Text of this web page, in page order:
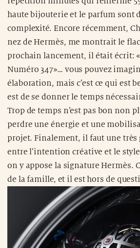
haute bijouterie et le parfum sont
complexité. Encore récemment,
nez de Hermès, me montrait le
prochain lancement, il était écrit:
Numéro 347»… vous pouvez
élaboration, mais c’est ce qui est
est de se donner le temps
Trop de temps n’est pas bon non
perdre une énergie et une
projet. Finalement, il faut une très
entre l’intention créative et le
on y appose la signature Hermès.
de la famille, et il est hors de